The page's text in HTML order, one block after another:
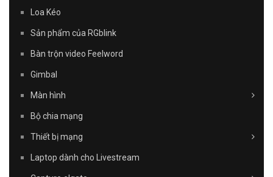
Loa Kéo
Sản phẩm của RGblink
Bàn trộn video Feelword
Gimbal
Màn hình
Bộ chia mạng
Thiết bị mạng
Laptop dành cho Livestream